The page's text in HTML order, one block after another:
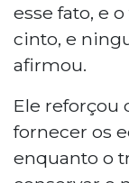
esse fato, e
cinto, e
afirmou.
Ele reforçou
fornecer os
enquanto o